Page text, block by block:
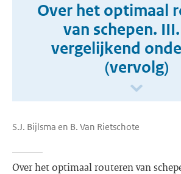
Over het optimaal
van schepen.
vergelijkend
(vervolg)
S.J. Bijlsma en B. Van Rietschote
Over het optimaal routeren van